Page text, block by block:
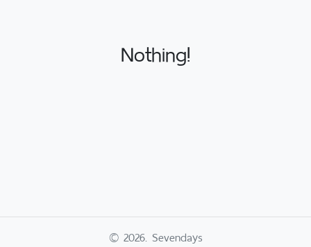
Nothing!
© 2026. Sevendays